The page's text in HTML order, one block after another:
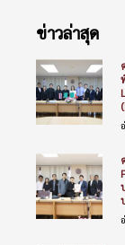
ข่าวล่าสุด